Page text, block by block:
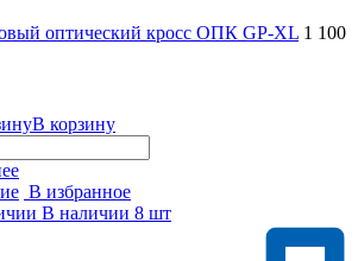
оптический кросс ОПК GP-XL 1 100
В корзину
В избранное
В наличии 8 шт